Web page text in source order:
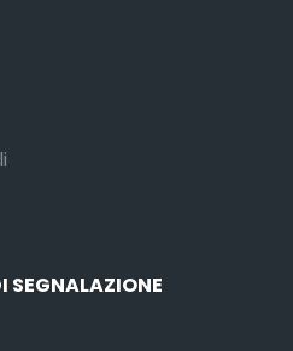
SEGNALAZIONE